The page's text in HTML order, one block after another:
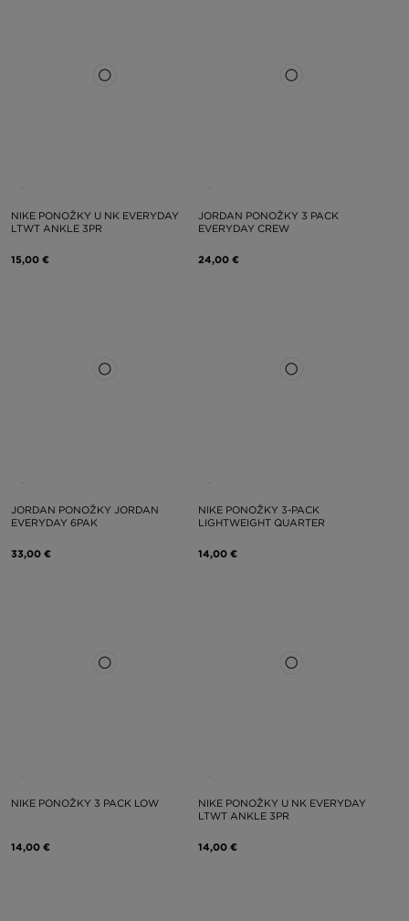
NIKE PONOŽKY U NK EVERYDAY
LTWT ANKLE 3PR
15,00 €
JORDAN PONOŽKY 3 PACK
EVERYDAY CREW
24,00 €
JORDAN PONOŽKY JORDAN
EVERYDAY 6PAK
33,00 €
NIKE PONOŽKY 3-PACK
LIGHTWEIGHT QUARTER
14,00 €
NIKE PONOŽKY 3 PACK LOW
14,00 €
NIKE PONOŽKY U NK EVERYDAY
LTWT ANKLE 3PR
14,00 €